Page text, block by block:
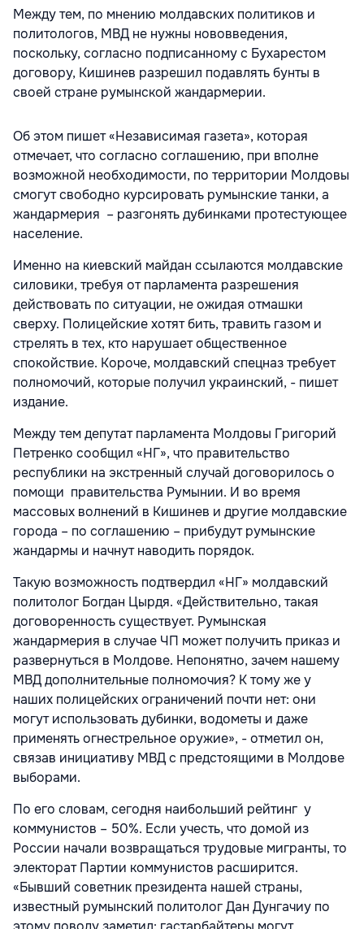
Между тем, по мнению молдавских политиков и
политологов, МВД не нужны нововведения,
поскольку, согласно подписанному с Бухарестом
договору, Кишинев разрешил подавлять бунты в
своей стране румынской жандармерии.
Об этом пишет «Независимая газета», которая
отмечает, что согласно соглашению, при вполне
возможной необходимости, по территории Молдовы
смогут свободно курсировать румынские танки, а
жандармерия – разгонять дубинками протестующее
население.
Именно на киевский майдан ссылаются молдавские
силовики, требуя от парламента разрешения
действовать по ситуации, не ожидая отмашки
сверху. Полицейские хотят бить, травить газом и
стрелять в тех, кто нарушает общественное
спокойствие. Короче, молдавский спецназ требует
полномочий, которые получил украинский, - пишет
издание.
Между тем депутат парламента Молдовы Григорий
Петренко сообщил «НГ», что правительство
республики на экстренный случай договорилось о
помощи правительства Румынии. И во время
массовых волнений в Кишинев и другие молдавские
города – по соглашению – прибудут румынские
жандармы и начнут наводить порядок.
Такую возможность подтвердил «НГ» молдавский
политолог Богдан Цырдя. «Действительно, такая
договоренность существует. Румынская
жандармерия в случае ЧП может получить приказ и
развернуться в Молдове. Непонятно, зачем нашему
МВД дополнительные полномочия? К тому же у
наших полицейских ограничений почти нет: они
могут использовать дубинки, водометы и даже
применять огнестрельное оружие», - отметил он,
связав инициативу МВД с предстоящими в Молдове
выборами.
По его словам, сегодня наибольший рейтинг у
коммунистов – 50%. Если учесть, что домой из
России начали возвращаться трудовые мигранты, то
электорат Партии коммунистов расширится.
«Бывший советник президента нашей страны,
известный румынский политолог Дан Дунгачиу по